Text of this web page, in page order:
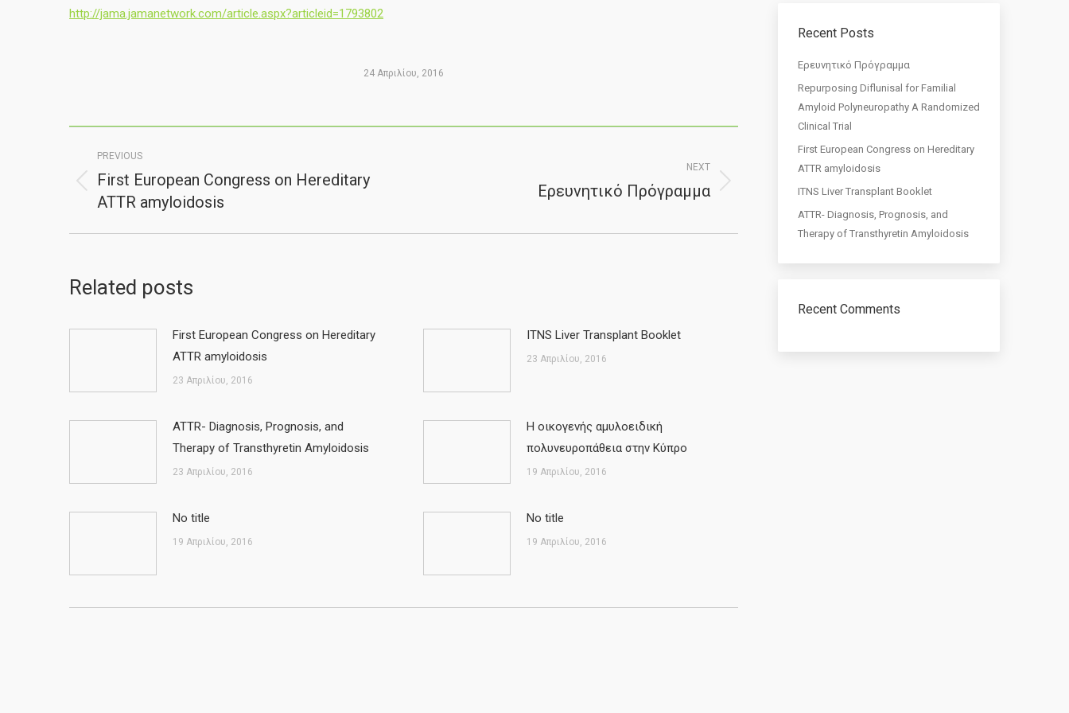
http://jama.jamanetwork.com/article.aspx?articleid=1793802
24 Απριλίου, 2016
navigation
PREVIOUS
Previous
post:
First European Congress on Hereditary
ATTR amyloidosis
NEXT
Eρευνητικό Πρόγραμμα
Related posts
First European Congress on Hereditary
ATTR amyloidosis
23 Απριλίου, 2016
ITNS Liver Transplant Booklet
23 Απριλίου, 2016
ATTR- Diagnosis, Prognosis, and
Therapy of Transthyretin Amyloidosis
23 Απριλίου, 2016
Η οικογενής αμυλοειδική
πολυνευροπάθεια στην Κύπρο
19 Απριλίου, 2016
No title
19 Απριλίου, 2016
No title
19 Απριλίου, 2016
Recent Posts
Eρευνητικό Πρόγραμμα
Repurposing Diflunisal for Familial
Amyloid Polyneuropathy A Randomized
Clinical Trial
First European Congress on Hereditary
ATTR amyloidosis
ITNS Liver Transplant Booklet
ATTR- Diagnosis, Prognosis, and
Therapy of Transthyretin Amyloidosis
Recent Comments